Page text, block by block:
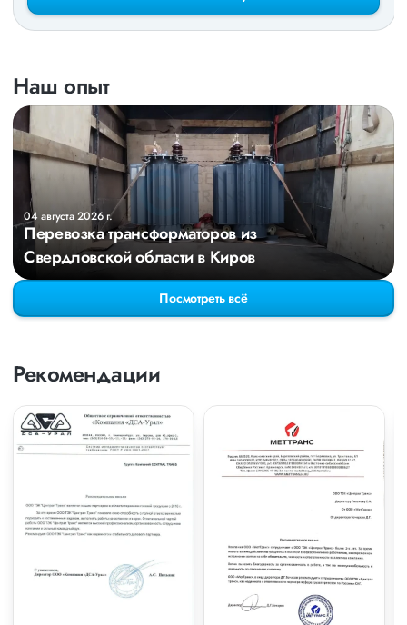
Наш опыт
04 августа 2026 г.
Перевозка трансформаторов из
Свердловской области в Киров
Посмотреть всё
Рекомендации